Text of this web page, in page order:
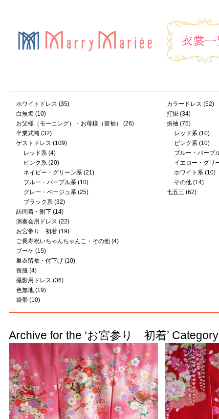
ホワイトドレス (35)
白無垢(10)
お父様（モーニング）・お母様（留袖）
(26)
卒業式袴(32)
ゲストドレス (109)
レッド系(4)
ピンク系(20)
ネイビー・グリーン系(21)
ブルー・パープル系(10)
グレー・ベージュ系(25)
ブラック系(32)
訪問着・附下(14)
演奏会用ドレス (22)
お宮参り 初着(19)
ご長寿祝いちゃんちゃんこ・その他(4)
ブーケ (15)
単衣留袖・付下げ(10)
喪服 (4)
撮影用ドレス (36)
色無地(19)
袋帯(10)
カラードレス (52)
打掛(34)
振袖(75)
レッド系(10)
ピンク系(10)
ブルー・パープ
イエロー・グリ
ホワイト系(10)
その他(14)
七五三 (62)
Archive for the ‘お宮参り 初着’ Category